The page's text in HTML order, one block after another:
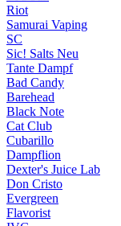
Riot
Samurai Vaping
SC
Sic! Salts Neu
Tante Dampf
Bad Candy
Barehead
Black Note
Cat Club
Cubarillo
Dampflion
Dexter's Juice Lab
Don Cristo
Evergreen
Flavorist